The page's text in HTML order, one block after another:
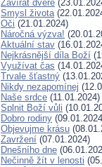
Zavírat dveře
Smysl života
Oči (21.01.2024)
Náročná výzva!
Aktuální stav
Nejkrásnější díla Boží
Využívat čas
Trvale šťastný
Nikdy nezapomínej
Naše srdce (11.01.2024)
Splnit Boží vůli
Dobro rodiny
Objevujme krásu
Zavržení (07.01.2024)
Dnešního dne
Nečinně žít v lenosti